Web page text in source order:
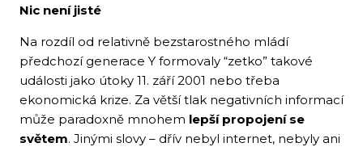
Nic není jisté
Na rozdíl od relativně bezstarostného mládí
předchozí generace Y formovaly “zetko” takové
události jako útoky 11. září 2001 nebo třeba
ekonomická krize. Za větší tlak negativních informací
může paradoxně mnohem lepší propojení se
světem. Jinými slovy – dřív nebyl internet, nebyly ani